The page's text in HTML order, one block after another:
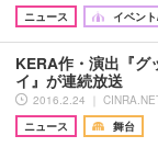
ニュース
イベン
KERA作・演出『グ
イ』が連続放送
2016.2.24 ｜
ニュース
舞台